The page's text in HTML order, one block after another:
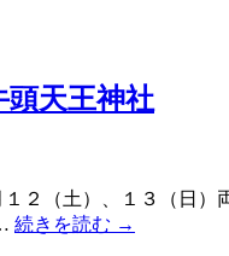
天王神社
２（土）、１３（日
続きを読む →